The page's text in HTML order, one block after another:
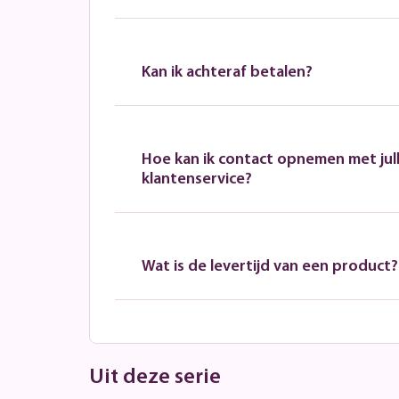
Kan ik achteraf betalen?
Hoe kan ik contact opnemen met
klantenservice?
Wat is de levertijd van een product?
Uit deze serie